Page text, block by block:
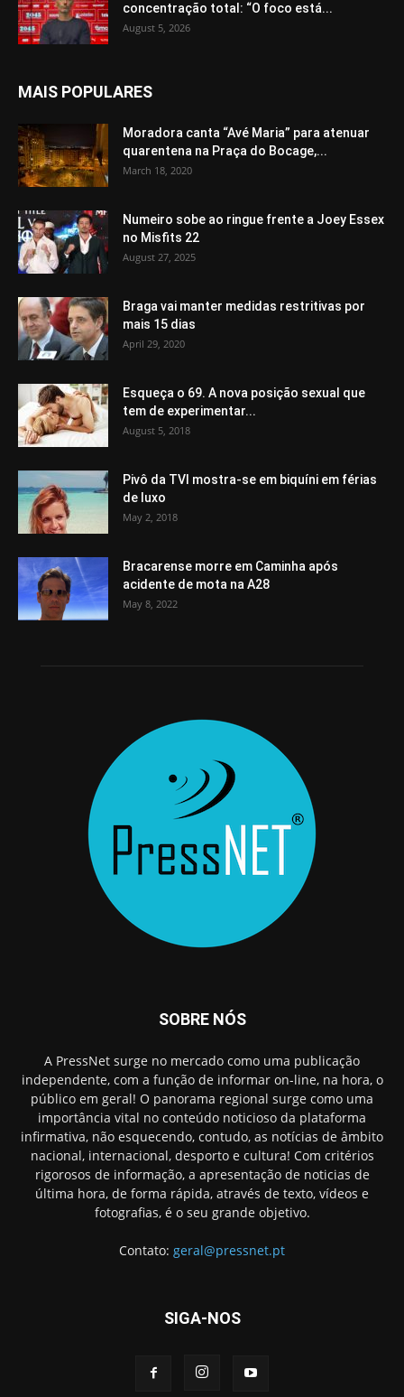
concentração total: “O foco está...
August 5, 2026
MAIS POPULARES
Moradora canta “Avé Maria” para atenuar
quarentena na Praça do Bocage,...
March 18, 2020
Numeiro sobe ao ringue frente a Joey Essex
no Misfits 22
August 27, 2025
Braga vai manter medidas restritivas por
mais 15 dias
April 29, 2020
Esqueça o 69. A nova posição sexual que
tem de experimentar...
August 5, 2018
Pivô da TVI mostra-se em biquíni em férias
de luxo
May 2, 2018
Bracarense morre em Caminha após
acidente de mota na A28
May 8, 2022
SOBRE NÓS
A PressNet surge no mercado como uma publicação
independente, com a função de informar on-line, na hora, o
público em geral! O panorama regional surge como uma
importância vital no conteúdo noticioso da plataforma
infirmativa, não esquecendo, contudo, as notícias de âmbito
nacional, internacional, desporto e cultura! Com critérios
rigorosos de informação, a apresentação de noticias de
última hora, de forma rápida, através de texto, vídeos e
fotografias, é o seu grande objetivo.
Contato: geral@pressnet.pt
SIGA-NOS